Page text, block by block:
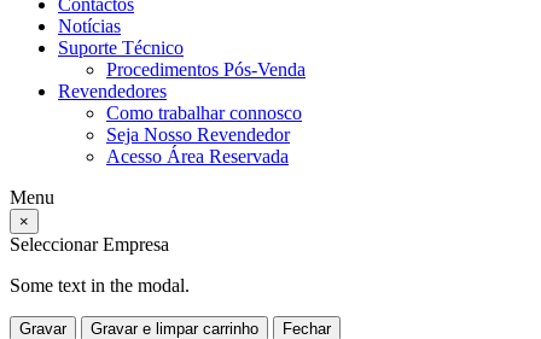
Contactos
Notícias
Suporte Técnico
Procedimentos Pós-Venda
Revendedores
Como trabalhar connosco
Seja Nosso Revendedor
Acesso Área Reservada
Menu
×
Seleccionar Empresa
Some text in the modal.
Gravar Gravar e limpar carrinho Fechar